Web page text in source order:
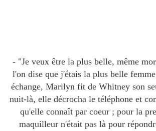
- "Je veux être la plus belle, même
l'on dise que j'étais la plus belle
échange, Marilyn fit de Whitney son
nuit-là, elle décrocha le téléphone et
qu'elle connaît par coeur ; pour la
maquilleur n'était pas là pour